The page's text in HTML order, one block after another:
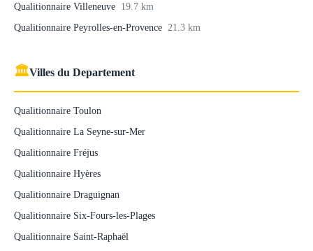
Qualitionnaire Villeneuve 19.7 km
Qualitionnaire Peyrolles-en-Provence 21.3 km
🏛Villes du Departement
Qualitionnaire Toulon
Qualitionnaire La Seyne-sur-Mer
Qualitionnaire Fréjus
Qualitionnaire Hyères
Qualitionnaire Draguignan
Qualitionnaire Six-Fours-les-Plages
Qualitionnaire Saint-Raphaël